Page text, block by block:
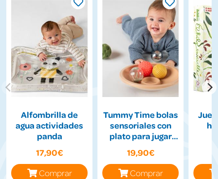
Alfombrilla de
agua actividades
panda
17,90€
Comprar
Tummy Time bolas
sensoriales con
plato para jugar
19,90€
Comprar